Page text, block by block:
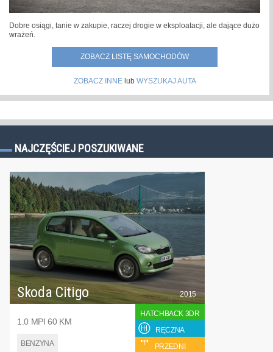
Dobre osiągi, tanie w zakupie, raczej drogie w eksploatacji, ale dające dużo
wrażeń.
ZOBACZ LISTĘ SAMOCHODÓW
ZOBACZ INNElub WYSZUKAJ AUTA
NAJCZĘŚCIEJ POSZUKIWANE
Skoda Citigo
1.0 MPI 60 KM
BENZYNA
2015
HATCHBACK 3DR
RĘCZNA
PRZEDNI